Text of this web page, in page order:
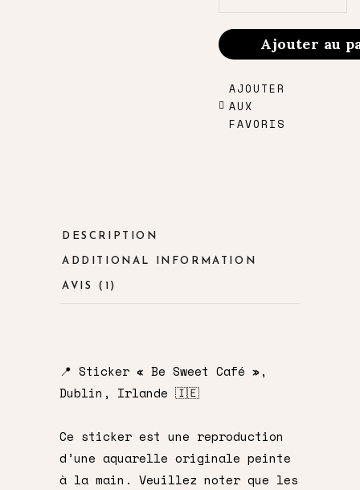
Be
Sweet
Café
quantity
Ajouter au
AJOUTER
AUX
FAVORIS
DESCRIPTION
ADDITIONAL INFORMATION
AVIS (1)
📍 Sticker « Be Sweet Café »,
Dublin, Irlande 🇮🇪
Ce sticker est une reproduction
d’une aquarelle originale peinte
à la main. Veuillez noter que les